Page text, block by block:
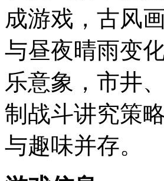
成游戏，古风
与昼夜晴雨变
乐意象，市井
制战斗讲究策
与趣味并存。